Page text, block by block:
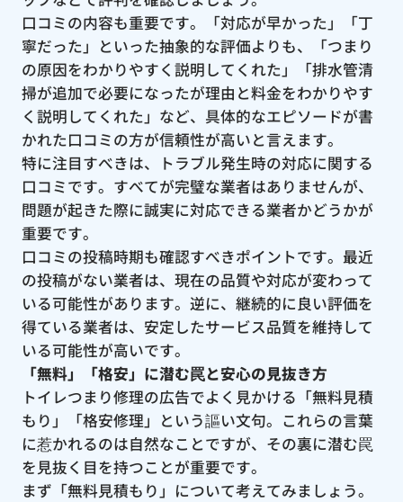
口コミの内容も重要です。「対応が早かった」「丁
寧だった」といった抽象的な評価よりも、「つまり
の原因をわかりやすく説明してくれた」「排水管清
掃が追加で必要になったが理由と料金をわかりやす
く説明してくれた」など、具体的なエピソードが書
かれた口コミの方が信頼性が高いと言えます。
特に注目すべきは、トラブル発生時の対応に関する
口コミです。すべてが完璧な業者はありませんが、
問題が起きた際に誠実に対応できる業者かどうかが
重要です。
口コミの投稿時期も確認すべきポイントです。最近
の投稿がない業者は、現在の品質や対応が変わって
いる可能性があります。逆に、継続的に良い評価を
得ている業者は、安定したサービス品質を維持して
いる可能性が高いです。
「無料」「格安」に潜む罠と安心の見抜き方
トイレつまり修理の広告でよく見かける「無料見積
もり」「格安修理」という謳い文句。これらの言葉
に惹かれるのは自然なことですが、その裏に潜む罠
を見抜く目を持つことが重要です。
まず「無料見積もり」について考えてみましょう。